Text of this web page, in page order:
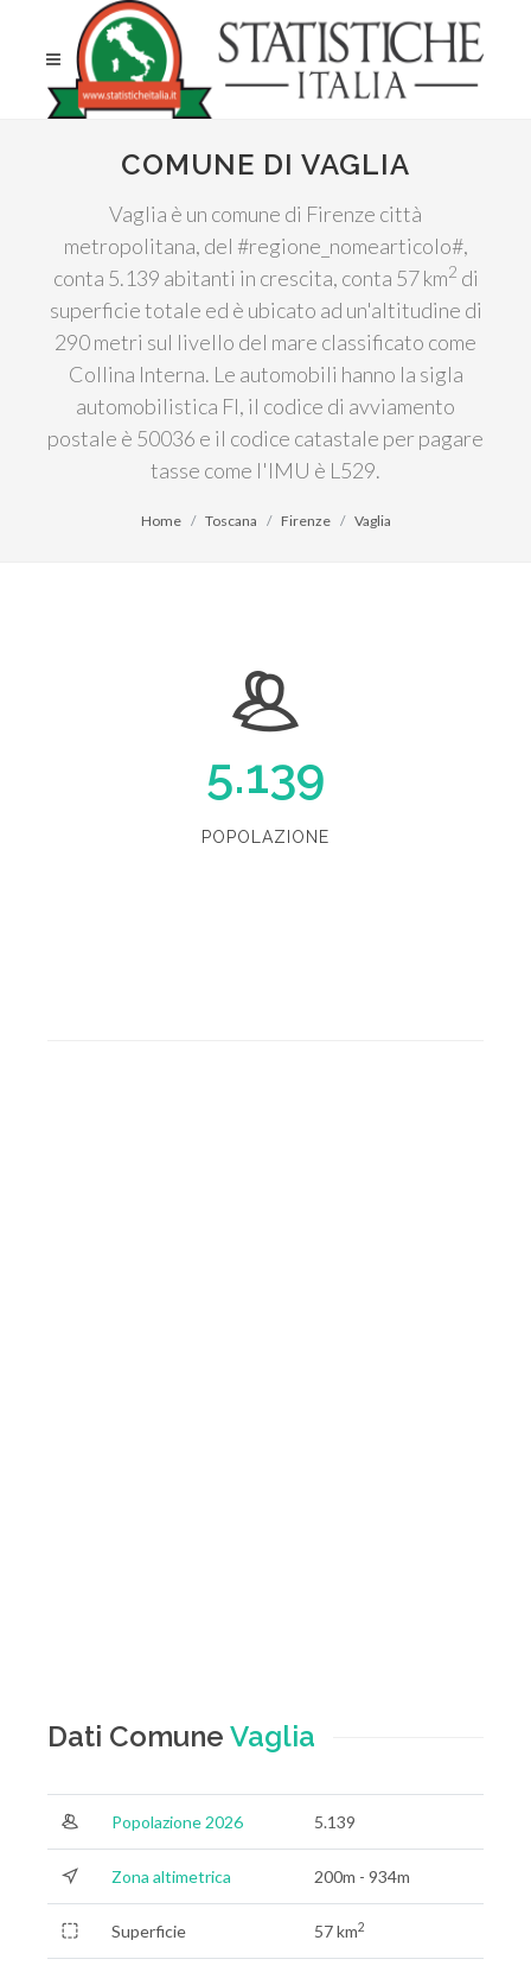
COMUNE DI VAGLIA
Vaglia è un comune di Firenze città
metropolitana, del #regione_nomearticolo#,
conta 5.139 abitanti in crescita, conta 57 km2 di
superficie totale ed è ubicato ad un'altitudine di
290 metri sul livello del mare classificato come
Collina Interna. Le automobili hanno la sigla
automobilistica FI, il codice di avviamento
postale è 50036 e il codice catastale per pagare
tasse come l'IMU è L529.
Home Toscana Firenze Vaglia
5.139
POPOLAZIONE
Dati Comune Vaglia
Popolazione 2026 5.139
Zona altimetrica 200m - 934m
Superficie 57 km2